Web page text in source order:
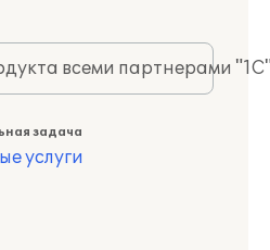
всеми партнерами
задача
услуги